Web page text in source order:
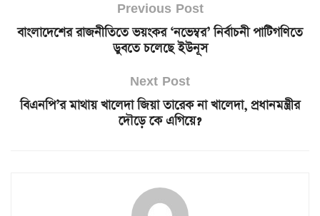
Previous Post
বাংলাদেশের রাজনীতিতে ভয়ংকর ‘নভেম্বর’ নির্বাচনী পাটিগণিতে
ডুবতে চলেছে ইউনূস
Next Post
বিএনপি’র মাথায় খালেদা জিয়া তারেক না খালেদা, প্রধানমন্ত্রীর
দৌড়ে কে এগিয়ে?